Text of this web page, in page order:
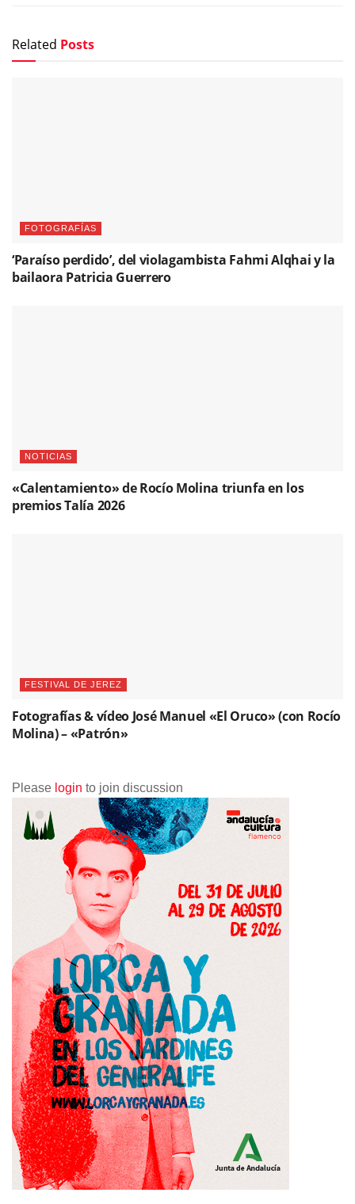
Related Posts
FOTOGRAFÍAS
‘Paraíso perdido’, del violagambista Fahmi Alqhai y la
bailaora Patricia Guerrero
NOTICIAS
«Calentamiento» de Rocío Molina triunfa en los
premios Talía 2026
FESTIVAL DE JEREZ
Fotografías & vídeo José Manuel «El Oruco» (con Rocío
Molina) – «Patrón»
Please login to join discussion